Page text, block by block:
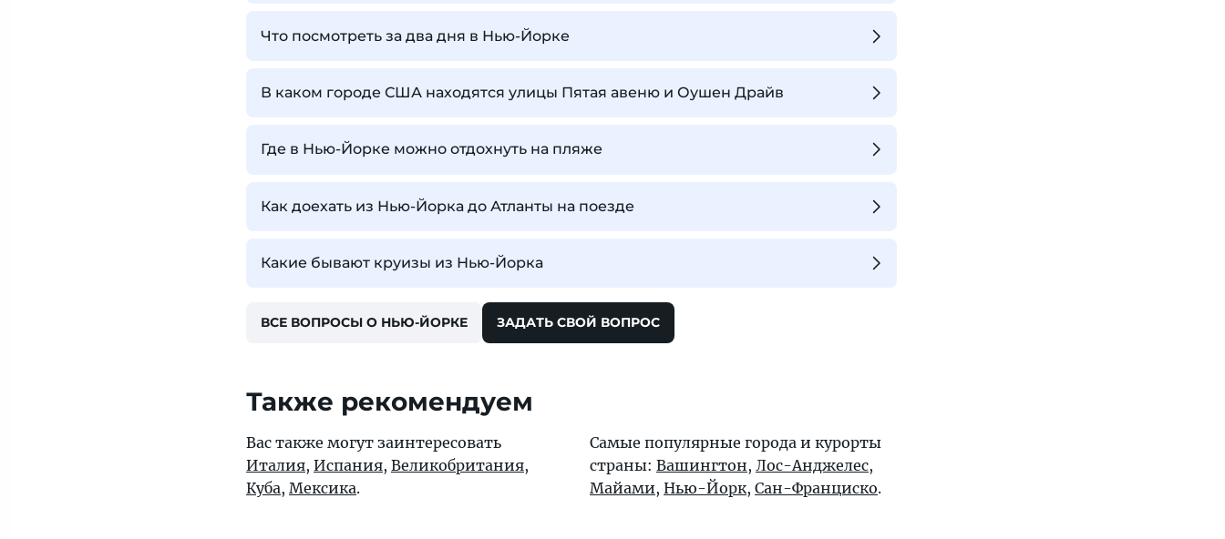
Что посмотреть за два дня в Нью-Йорке
В каком городе США находятся улицы Пятая авеню и Оушен Драйв
Где в Нью-Йорке можно отдохнуть на пляже
Как доехать из Нью-Йорка до Атланты на поезде
Какие бывают круизы из Нью-Йорка
ВСЕ ВОПРОСЫ О НЬЮ-ЙОРКЕ ЗАДАТЬ СВОЙ ВОПРОС
Также рекомендуем
Вас также могут заинтересовать
Италия, Испания, Великобритания,
Куба, Мексика.
Самые популярные города и курорты
страны: Вашингтон, Лос-Анджелес,
Майами, Нью-Йорк, Сан-Франциско.